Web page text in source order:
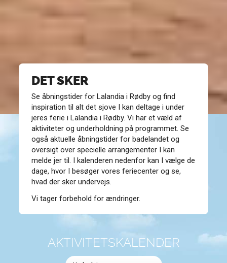
DET SKER
Se åbningstider for Lalandia i Rødby og find
inspiration til alt det sjove I kan deltage i under
jeres ferie i Lalandia i Rødby. Vi har et væld af
aktiviteter og underholdning på programmet. Se
også aktuelle åbningstider forbadelandet og
oversigt over specielle arrangementer I kan
melde jer til. I kalenderen nedenfor kan I vælge de
dage, hvor I besøger voresferiecenter og se,
hvad der sker undervejs.
Vi tager forbehold for ændringer.
AKTIVITETSKALENDER